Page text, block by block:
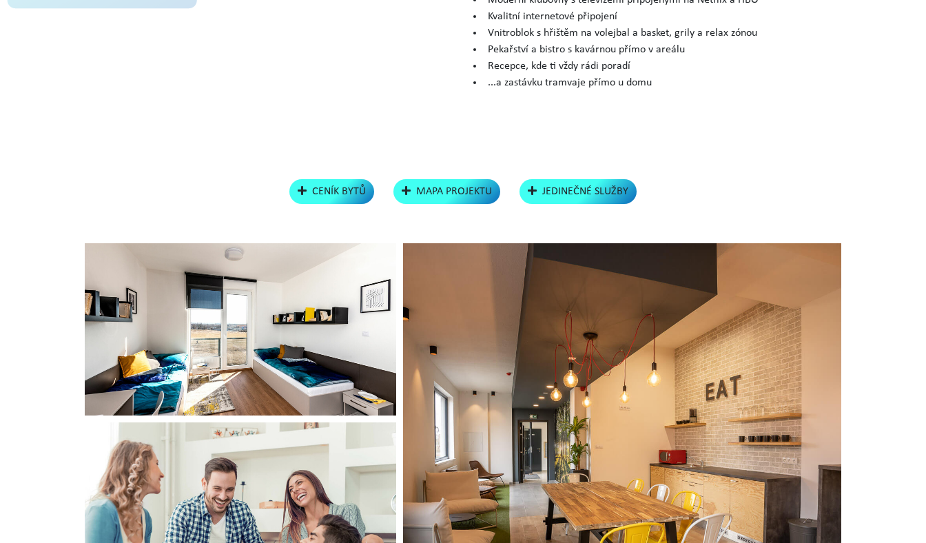
Kvalitní internetové připojení
Vnitroblok s hřištěm na volejbal a basket, grily a relax zónou
Pekařství a bistro s kavárnou přímo v areálu
Recepce, kde ti vždy rádi poradí
...a zastávku tramvaje přímo u domu
CENÍK BYTŮ MAPA PROJEKTU JEDINEČNÉ SLUŽBY